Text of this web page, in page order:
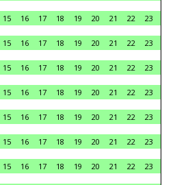
15 16 17 18 19 20 21 22
23
15 16 17 18 19 20 21 22
23
15 16 17 18 19 20 21 22
23
15 16 17 18 19 20 21 22
23
15 16 17 18 19 20 21 22
23
15 16 17 18 19 20 21 22
23
15 16 17 18 19 20 21 22
23